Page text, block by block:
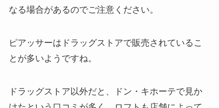
なる場合があるのでご注意ください。
ピアッサーはドラッグストアで販売されているこ
とが多いようですね。
ドラッグストア以外だと、ドン・キホーテで見か